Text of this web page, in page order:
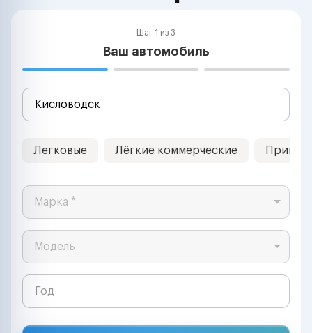
Шаг 1 из 3
Ваш автомобиль
Легковые Лёгкие коммерческие
Марка *
Модель